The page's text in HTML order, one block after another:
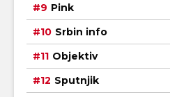
Pink
Srbin info
Objektiv
Sputnjik